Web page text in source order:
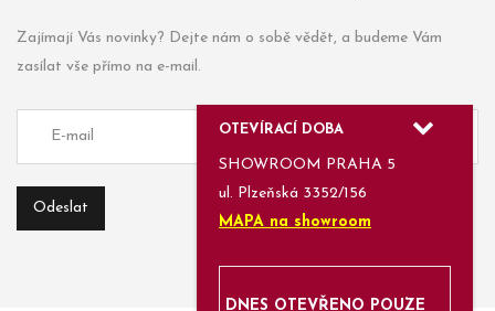
Zajímají Vás novinky? Dejte nám o sobě vědět, a budeme Vám
zasílat vše přímo na e-mail.
OTEVÍRACÍ DOBA
SHOWROOM PRAHA 5
ul. Plzeňská 3352/156
MAPA na showroom
DNES OTEVŘENO POUZE